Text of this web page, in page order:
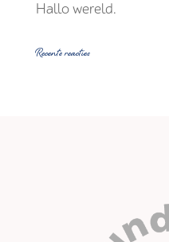
Hallo wereld.
Recente reacties